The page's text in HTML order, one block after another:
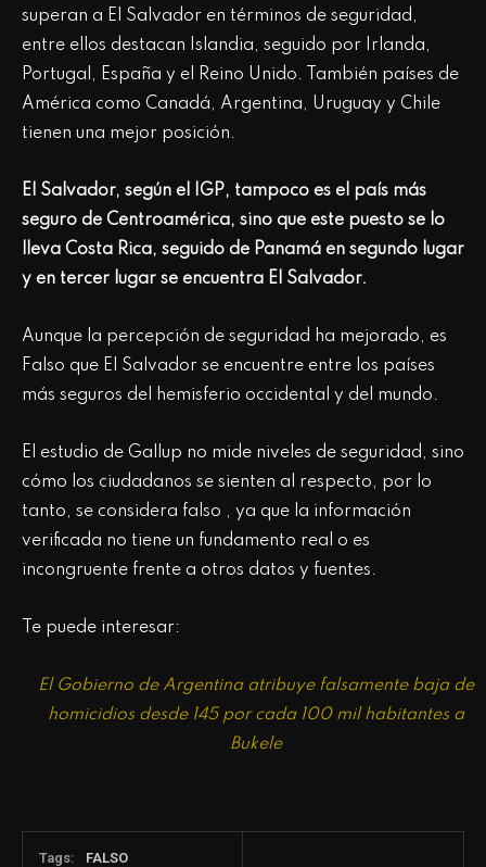
superan a El Salvador en términos de seguridad,
entre ellos destacan Islandia, seguido por Irlanda,
Portugal, España y el Reino Unido. También países de
América como Canadá, Argentina, Uruguay y Chile
tienen una mejor posición.
El Salvador, según el IGP, tampoco es el país más
seguro de Centroamérica, sino que este puesto se lo
lleva Costa Rica, seguido de Panamá en segundo lugar
y en tercer lugar se encuentra El Salvador.
Aunque la percepción de seguridad ha mejorado, es
Falso que El Salvador se encuentre entre los países
más seguros del hemisferio occidental y del mundo.
El estudio de Gallup no mide niveles de seguridad, sino
cómo los ciudadanos se sienten al respecto, por lo
tanto, se considera falso , ya que la información
verificada no tiene un fundamento real o es
incongruente frente a otros datos y fuentes.
Te puede interesar:
El Gobierno de Argentina atribuye falsamente baja de
homicidios desde 145 por cada 100 mil habitantes a
Bukele
Tags:
FALSO